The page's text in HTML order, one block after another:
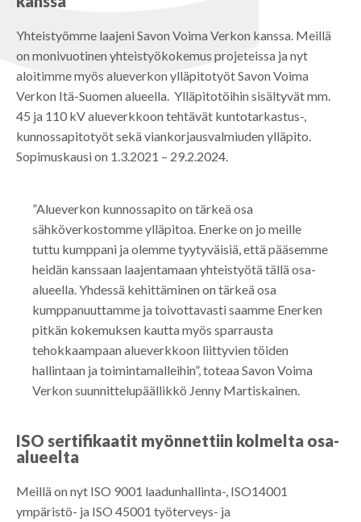
Yhteistyömme laajeni Savon Voima Verkon kanssa. Meillä
on monivuotinen yhteistyökokemus projeteissa ja nyt
aloitimme myös alueverkon ylläpitotyöt Savon Voima
Verkon Itä-Suomen alueella. Ylläpitotöihin sisältyvät mm.
45 ja 110 kV alueverkkoon tehtävät kuntotarkastus-,
kunnossapitotyöt sekä viankorjausvalmiuden ylläpito.
Sopimuskausi on 1.3.2021 – 29.2.2024.
”Alueverkon kunnossapito on tärkeä osa
sähköverkostomme ylläpitoa. Enerke on jo meille
tuttu kumppani ja olemme tyytyväisiä, että pääsemme
heidän kanssaan laajentamaan yhteistyötä tällä osa-
alueella. Yhdessä kehittäminen on tärkeä osa
kumppanuuttamme ja toivottavasti saamme Enerken
pitkän kokemuksen kautta myös sparrausta
tehokkaampaan alueverkkoon liittyvien töiden
hallintaan ja toimintamalleihin”, toteaa Savon Voima
Verkon suunnittelupäällikkö Jenny Martiskainen.
ISO sertifikaatit myönnettiin kolmelta osa-
alueelta
Meillä on nyt ISO 9001 laadunhallinta-, ISO14001
ympäristö- ja ISO 45001 työterveys- ja